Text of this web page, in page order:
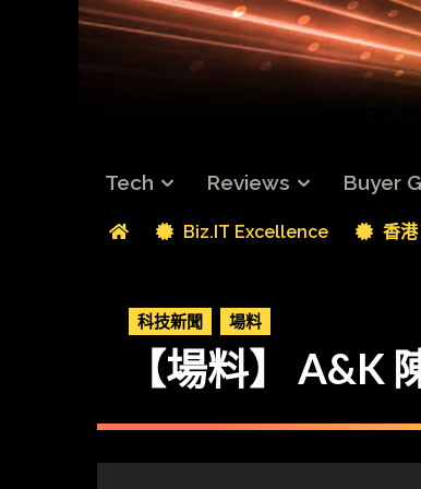
Tech Reviews Buyer
Biz.IT Excellence 香港
科技新聞 場料
【場料】